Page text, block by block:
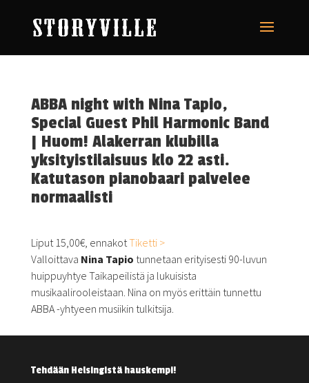
ABBA night with Nina Tapio,
Special Guest Phil Harmonic Band
| Huom! Alakerran klubilla
yksityistilaisuus klo 22 asti.
Katutason pianobaari palvelee
normaalisti
Liput 15,00€, ennakotTiketti >
Valloittava Nina Tapio tunnetaan erityisesti 90-luvun
huippuyhtye Taikapeilistä ja lukuisista
musikaalirooleistaan. Nina on myös erittäin tunnettu
ABBA -yhtyeen musiikin tulkitsija.
Tehdään Helsingistä hauskempi!